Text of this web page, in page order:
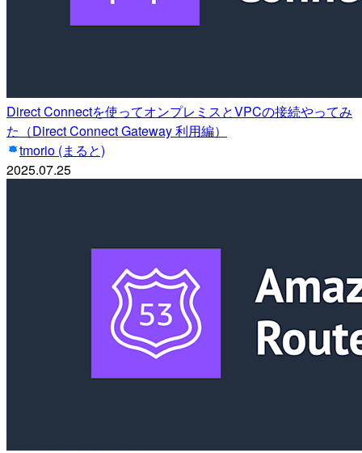
Direct Connectを使ってオンプレミスとVPCの接続やってみ
た（Direct Connect Gateway 利用編）
tmorio (まると)
2025.07.25